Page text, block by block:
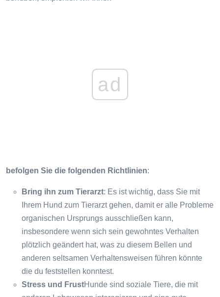
ad
befolgen Sie die folgenden Richtlinien:
Bring ihn zum Tierarzt: Es ist wichtig, dass Sie mit
Ihrem Hund zum Tierarzt gehen, damit er alle Probleme
organischen Ursprungs ausschließen kann,
insbesondere wenn sich sein gewohntes Verhalten
plötzlich geändert hat, was zu diesem Bellen und
anderen seltsamen Verhaltensweisen führen könnte
die du feststellen konntest.
Stress und FrustHunde sind soziale Tiere, die mit